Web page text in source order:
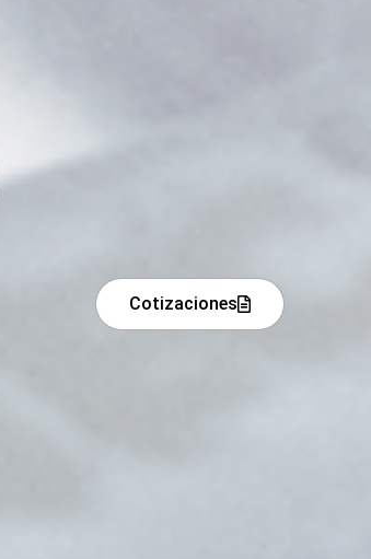
Cotizaciones